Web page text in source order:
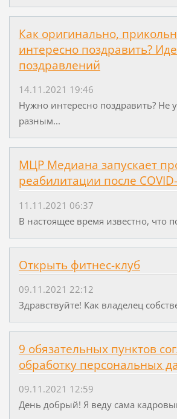
Как оригинально,
интересно поздравить?
поздравлений
14.11.2021 19:46
Нужно интересно поздравить? Не
разным...
МЦР Медиана запускает
реабилитации после
11.11.2021 06:37
В настоящее время известно, что
Открыть фитнес-клуб
09.11.2021 22:12
Здравствуйте! Как владелец
9 обязательных пунктов
обработку персональных
09.11.2021 12:59
День добрый! Я веду сама